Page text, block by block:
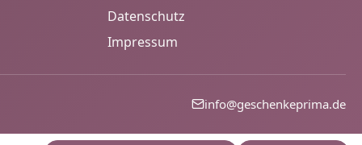
Datenschutz
Impressum
info@geschenkeprima.de